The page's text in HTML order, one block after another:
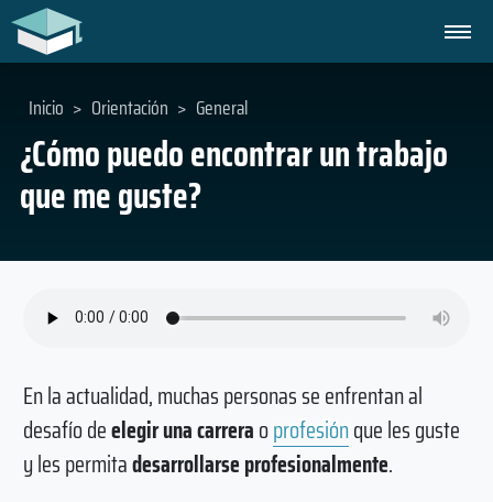
¿Cómo puedo encontrar un trabajo
que me guste?
Inicio > Orientación > General
En la actualidad, muchas personas se enfrentan al
desafío deelegir una carreraoprofesiónque les guste
y les permitadesarrollarse profesionalmente.